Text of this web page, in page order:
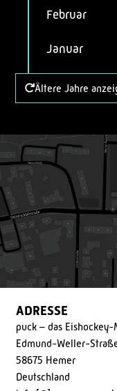
Februar
Januar
Ältere Jahre
ADRESSE
puck – das Eishockey-
Edmund-Weller-
58675 Hemer
Deutschland